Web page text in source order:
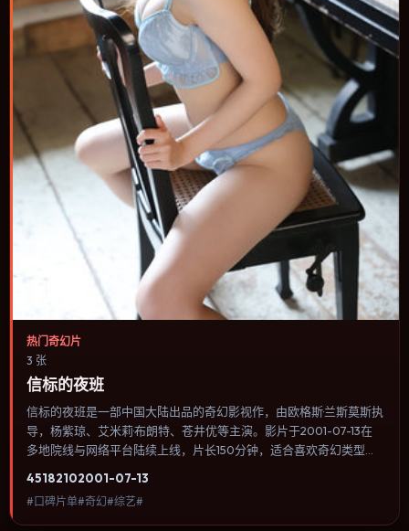
热门奇幻片
3 张
信标的夜班
信标的夜班是一部中国大陆出品的奇幻影视作，由欧格斯·兰斯莫斯执
导，杨紫琼、艾米莉·布朗特、苍井优等主演。影片于2001-07-13在
多地院线与网络平台陆续上线，片长150分钟，适合喜欢奇幻类型、
进，节奏与视听语言统一，可作为休闲观影或类型片补片的选择。
45182102001-07-13
#口碑片单#奇幻#综艺#